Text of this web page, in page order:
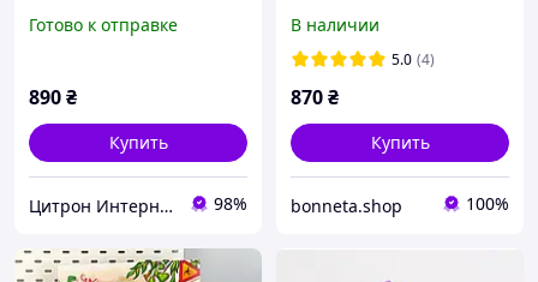
World Roblox
Готово к отправке
890₴
Купить
Цитрон Интернет-магазин 98%
world\Свит денди
В наличии
5.0 (4)
870₴
Купить
bonneta.shop 100%